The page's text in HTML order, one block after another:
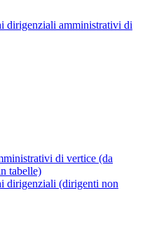
dirigenziali amministrativi di
di vertice (da
tabelle)
dirigenziali (dirigenti non